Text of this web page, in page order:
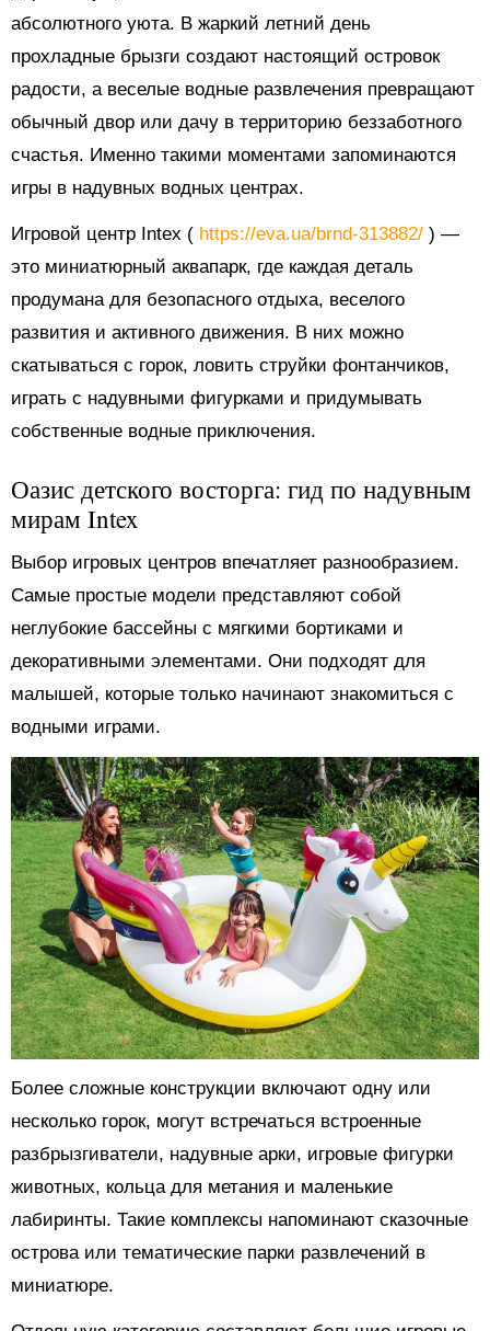
абсолютного уюта. В жаркий летний день
прохладные брызги создают настоящий островок
радости, а веселые водные развлечения превращают
обычный двор или дачу в территорию беззаботного
счастья. Именно такими моментами запоминаются
игры в надувных водных центрах.
Игровой центр Intex ( https://eva.ua/brnd-313882/ ) —
это миниатюрный аквапарк, где каждая деталь
продумана для безопасного отдыха, веселого
развития и активного движения. В них можно
скатываться с горок, ловить струйки фонтанчиков,
играть с надувными фигурками и придумывать
собственные водные приключения.
Оазис детского восторга: гид по надувным
мирам Intex
Выбор игровых центров впечатляет разнообразием.
Самые простые модели представляют собой
неглубокие бассейны с мягкими бортиками и
декоративными элементами. Они подходят для
малышей, которые только начинают знакомиться с
водными играми.
Более сложные конструкции включают одну или
несколько горок, могут встречаться встроенные
разбрызгиватели, надувные арки, игровые фигурки
животных, кольца для метания и маленькие
лабиринты. Такие комплексы напоминают сказочные
острова или тематические парки развлечений в
миниатюре.